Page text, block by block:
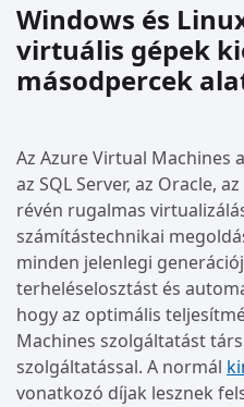
Windows és
virtuális gépek
másodpercek
Az Azure Virtual Machines
az SQL Server, az Oracle,
révén rugalmas
számítástechnikai
minden jelenlegi
terheléselosztást és
hogy az optimális
Machines szolgáltatást
szolgáltatással. A normál
vonatkozó díjak lesznek